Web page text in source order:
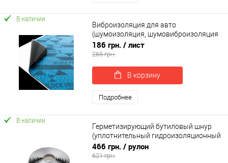
В наличии
Виброизоляция для авто
(шумоизоляция, шумовиброизоляция
автомобиля) SoundProOFF BLOCK PRO
3мм (sp-0024)
186 грн. / лист
265 грн.
В корзину
Подробнее
В наличии
Герметизирующий бутиловый шнур
(уплотнительный гидроизоляционный
герметик) SoundProOFF ButylCord 7м
(sp-0022)
466 грн. / рулон
621 грн.